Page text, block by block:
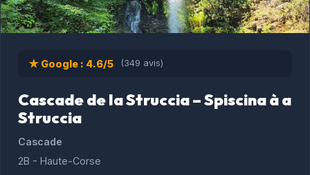
★ Google : 4.6/5 (349 avis)
Cascade de la Struccia – Spiscina à a
Struccia
Cascade
2B - Haute-Corse